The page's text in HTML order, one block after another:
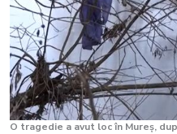
O tragedie a avut loc în Mureș,